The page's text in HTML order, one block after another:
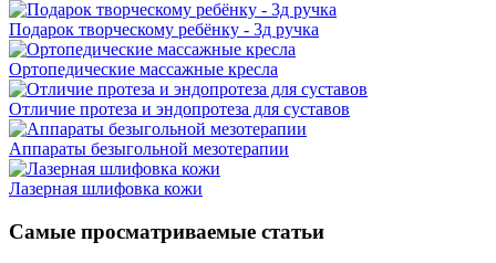
Подарок творческому ребёнку - 3д ручка
Ортопедические массажные кресла
Отличие протеза и эндопротеза для суставов
Аппараты безыгольной мезотерапии
Лазерная шлифовка кожи
Самые просматриваемые статьи